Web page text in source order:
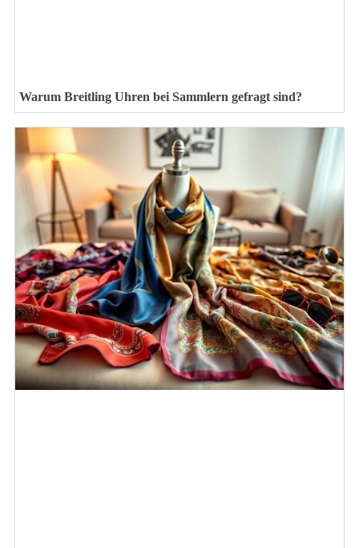
Warum Breitling Uhren bei Sammlern gefragt sind?